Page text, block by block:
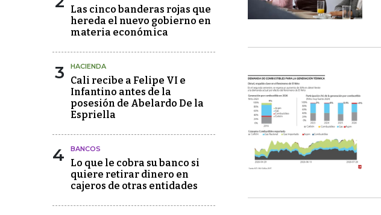
Las cinco banderas rojas que
hereda el nuevo gobierno en
materia económica
3 HACIENDA
Cali recibe a Felipe VI e
Infantino antes de la
posesión de Abelardo De la
Espriella
4 BANCOS
Lo que le cobra su banco si
quiere retirar dinero en
cajeros de otras entidades